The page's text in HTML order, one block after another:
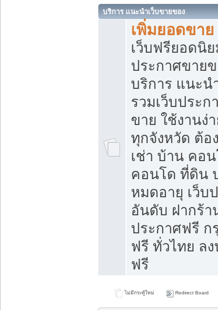
บริการ แนะนำเว็บขายของ
เพิ่มยอดขา
เว็บฟรียอดนิ
ประกาศขาย
บริการ แนะน
รวมเว็บประก
ขาย ใช้งานง่
ทุกจังหวัด ต้อ
เช่า บ้าน คอ
คอนโด ที่ดิน
หมดอายุ เว็บ
อันดับ ฝากร้า
ประกาศฟรี ก
ฟรี ทั่วไทย ล
ฟรี
ไม่มีกระทู้ใหม่ Redirect Board